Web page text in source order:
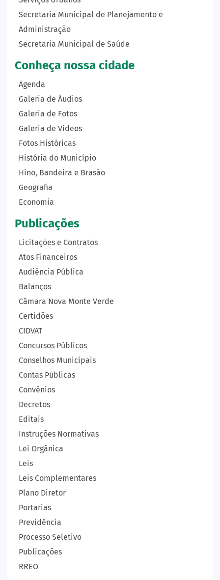
Secretaria Municipal de Planejamento e
Administração
Secretaria Municipal de Saúde
Conheça nossa cidade
Agenda
Galeria de Áudios
Galeria de Fotos
Galeria de Vídeos
Fotos Históricas
História do Município
Hino, Bandeira e Brasão
Geografia
Economia
Publicações
Licitações e Contratos
Atos Financeiros
Audiência Pública
Balanços
Câmara Nova Monte Verde
Certidões
CIDVAT
Concursos Públicos
Conselhos Municipais
Contas Públicas
Convênios
Decretos
Editais
Instruções Normativas
Lei Orgânica
Leis
Leis Complementares
Plano Diretor
Portarias
Previdência
Processo Seletivo
Publicações
RREO